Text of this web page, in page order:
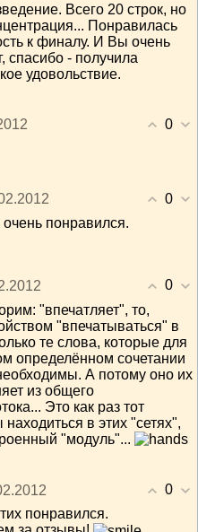
Всего 20 строк, но
Понравилась
к финалу. И Вы очень
спасибо - получила
удовольствие.
0
0
понравился.
0
"впечатляет", то,
"впечатываться" в
те слова, которые для
определённом сочетании
А потому оно их
из общего
Это как раз тот
в этих "сетях",
"модуль"...
0
понравился.